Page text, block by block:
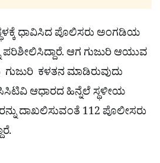
ಧಾವಿಸಿದ ಪೊಲಿಸರು ಅಂಗಡಿಯ
ಪರಿಶೀಲಿಸಿದ್ದಾರೆ. ಆಗ ಗುಜುರಿ ಆಯುವ
ಕಳತನ ಮಾಡಿರುವುದು
ಆಧಾರದ ಹಿನ್ನೆಲೆ ಸ್ಥಳೀಯ
ದಾಖಲಿಸುವಂತೆ 112 ಪೊಲೀಸರು